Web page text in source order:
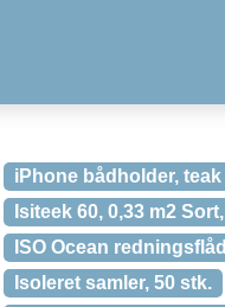
iPhone bådholder, teak
Isiteek 60, 0,33 m2
ISO Ocean
Isoleret samler, 50 stk.